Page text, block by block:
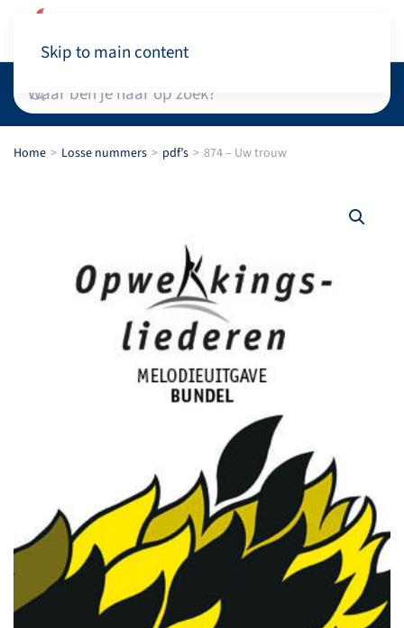
Skip to main content
Home Losse nummers pdf’s 874 – Uw trouw